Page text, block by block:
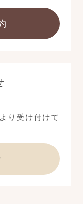
り受け付けて